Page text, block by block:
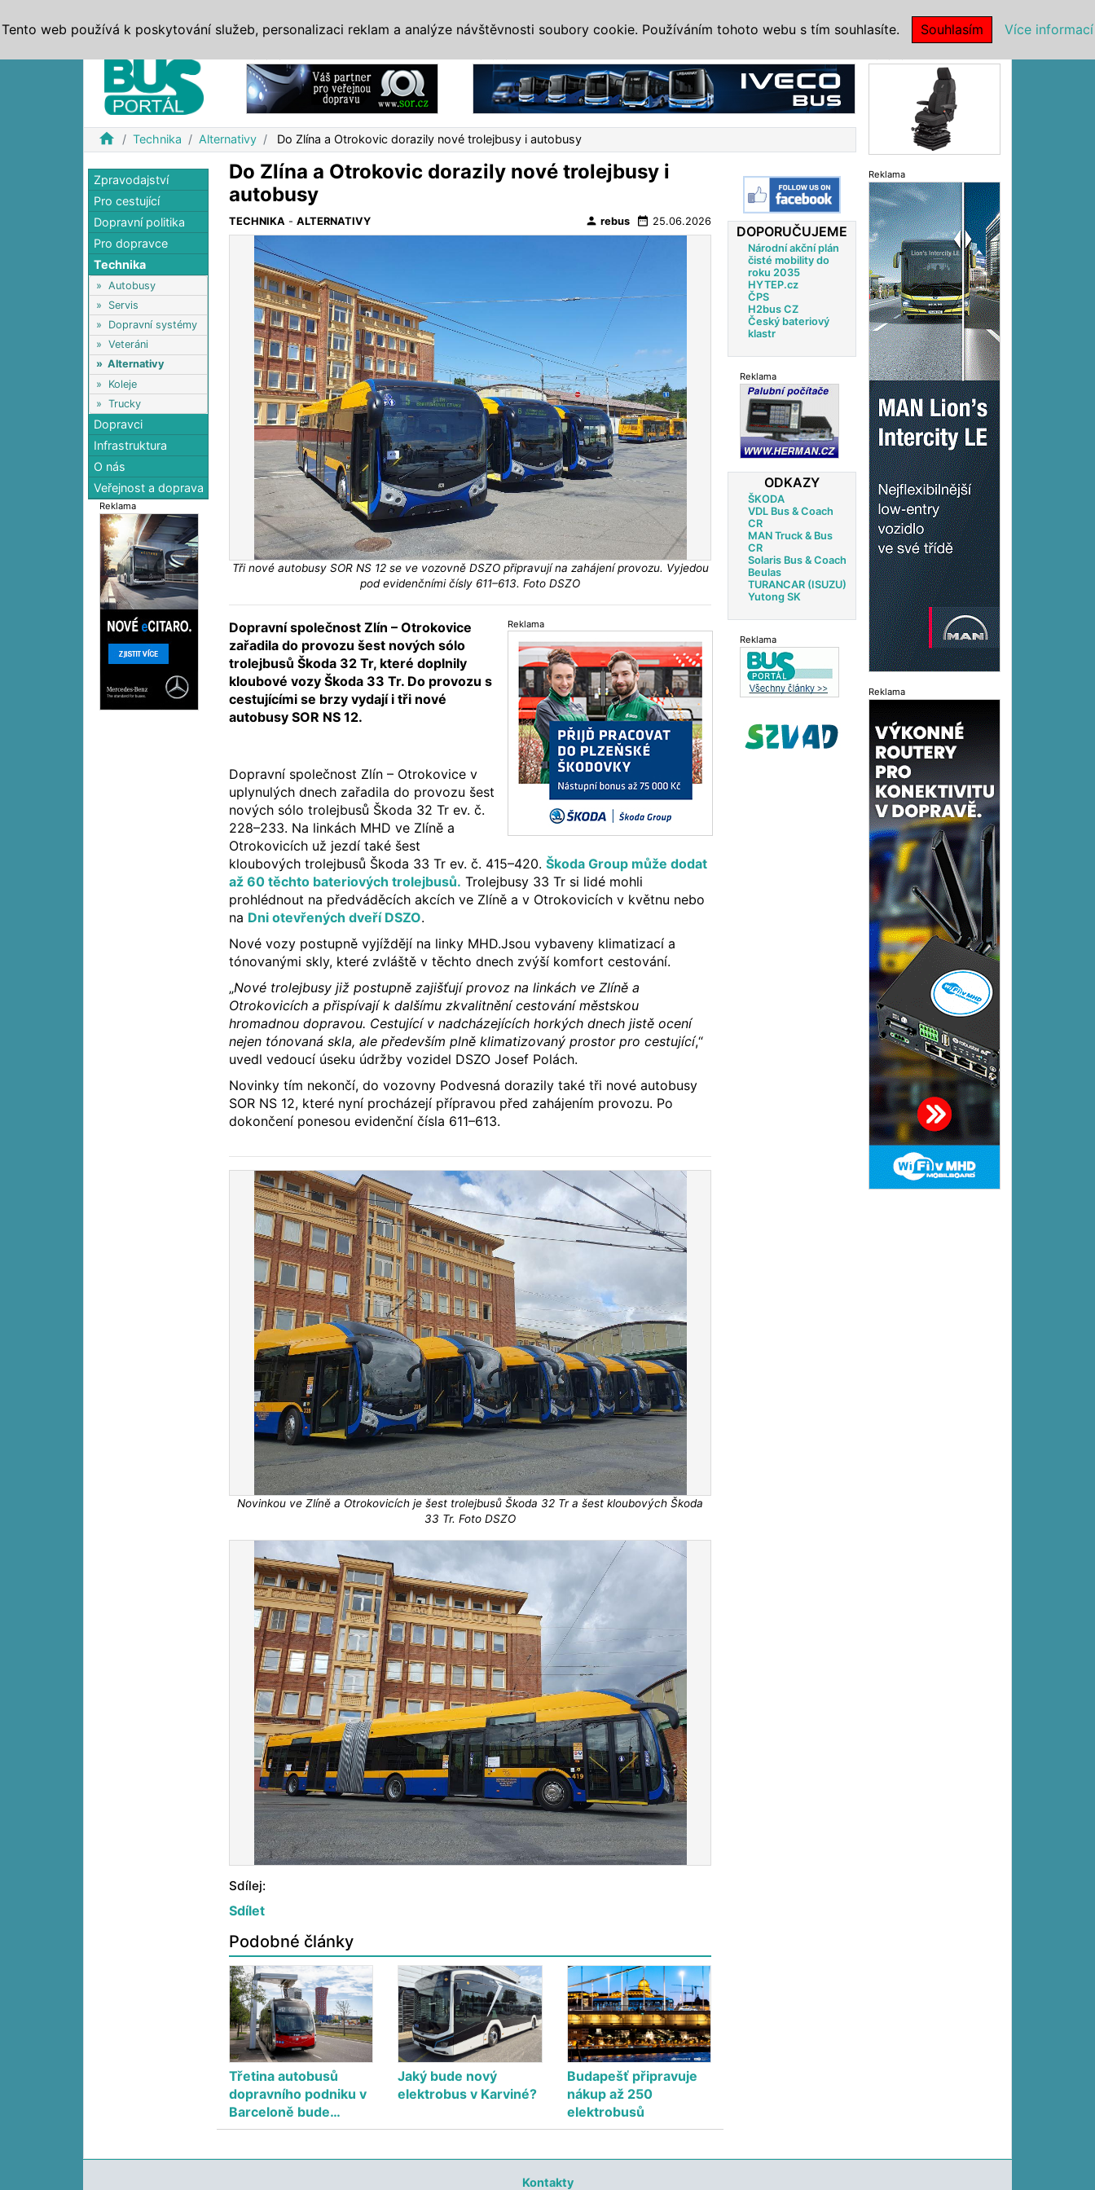
home Technika Alternativy Do Zlína a Otrokovic dorazily nové trolejbusy i autobusy
Zpravodajství
Pro cestující
Dopravní politika
Pro dopravce
Technika
» Autobusy
» Servis
» Dopravní systémy
» Veteráni
» Alternativy
» Koleje
» Trucky
Dopravci
Infrastruktura
O nás
Veřejnost a doprava
Reklama
Do Zlína a Otrokovic dorazily nové trolejbusy i
autobusy
TECHNIKA -ALTERNATIVY person rebus date_range 25.06.2026
Tři nové autobusy SOR NS 12 se ve vozovně DSZO připravují na zahájení provozu. Vyjedou
pod evidenčními čísly 611–613. Foto DSZO
Reklama
Dopravní společnost Zlín – Otrokovice
zařadila do provozu šest nových sólo
trolejbusů Škoda 32 Tr, které doplnily
kloubové vozy Škoda 33 Tr. Do provozu s
cestujícími se brzy vydají i tři nové
autobusy SOR NS 12.
Dopravní společnost Zlín – Otrokovice v
uplynulých dnech zařadila do provozu šest
nových sólo trolejbusů Škoda 32 Tr ev. č.
228–233. Na linkách MHD ve Zlíně a
Otrokovicích už jezdí také šest
kloubových trolejbusů Škoda 33 Tr ev. č. 415–420.Škoda Group může dodat
až 60 těchto bateriových trolejbusů. Trolejbusy 33 Tr si lidé mohli
prohlédnout na předváděcích akcích ve Zlíně a v Otrokovicích v květnu nebo
na Dni otevřených dveří DSZO.
Nové vozy postupně vyjíždějí na linky MHD.Jsou vybaveny klimatizací a
tónovanými skly, které zvláště v těchto dnech zvýší komfort cestování.
„Nové trolejbusy již postupně zajišťují provoz na linkách ve Zlíně a
Otrokovicích a přispívají k dalšímu zkvalitnění cestování městskou
hromadnou dopravou. Cestující v nadcházejících horkých dnech jistě ocení
nejen tónovaná skla, ale především plně klimatizovaný prostor pro cestující,“
uvedl vedoucí úseku údržby vozidel DSZO Josef Polách.
Novinky tím nekončí, do vozovny Podvesná dorazily také tři nové autobusy
SOR NS 12, které nyní procházejí přípravou před zahájením provozu. Po
dokončení ponesou evidenční čísla 611–613.
Novinkou ve Zlíně a Otrokovicích je šest trolejbusů Škoda 32 Tr a šest kloubových Škoda
33 Tr. Foto DSZO
Sdílej:
Sdílet
Podobné články
Třetina autobusů
dopravního podniku v
Barceloně bude…
Jaký bude nový
elektrobus v Karviné?
Budapešť připravuje
nákup až 250
elektrobusů
DOPORUČUJEME
Národní akční plán
čisté mobility do
roku 2035
HYTEP.cz
ČPS
H2bus CZ
Český bateriový
klastr
Reklama
ODKAZY
ŠKODA
VDL Bus & Coach
CR
MAN Truck & Bus
CR
Solaris Bus & Coach
Beulas
TURANCAR (ISUZU)
Yutong SK
Reklama
Reklama
Reklama
Kontakty
Tento web používá k poskytování služeb, personalizaci reklam a analýze návštěvnosti soubory cookie. Používáním tohoto webu s tím souhlasíte. Souhlasím Více informací